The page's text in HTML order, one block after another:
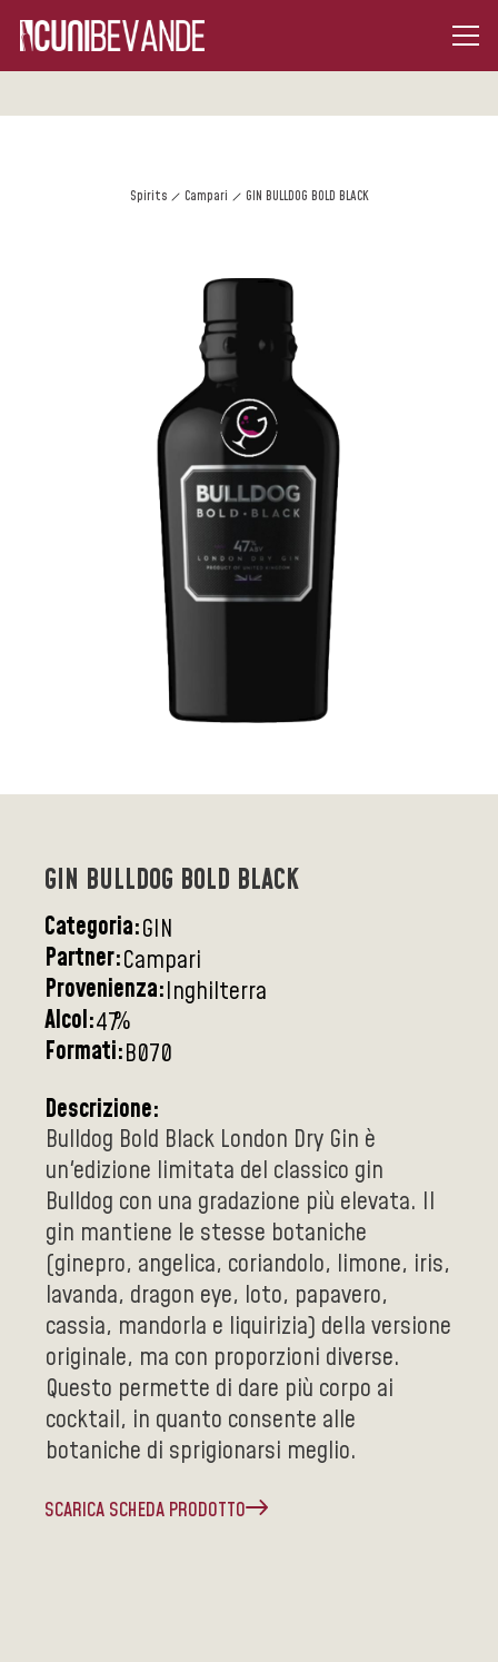
Spirits Campari GIN BULLDOG BOLD BLACK
GIN BULLDOG BOLD BLACK
Categoria:GIN
Partner:Campari
Provenienza:Inghilterra
Alcol:47%
Formati:B070
Descrizione:
Bulldog Bold Black London Dry Gin è
un'edizione limitata del classico gin
Bulldog con una gradazione più elevata. Il
gin mantiene le stesse botaniche
(ginepro, angelica, coriandolo, limone, iris,
lavanda, dragon eye, loto, papavero,
cassia, mandorla e liquirizia) della versione
originale, ma con proporzioni diverse.
Questo permette di dare più corpo ai
cocktail, in quanto consente alle
botaniche di sprigionarsi meglio.
SCARICA SCHEDA PRODOTTO